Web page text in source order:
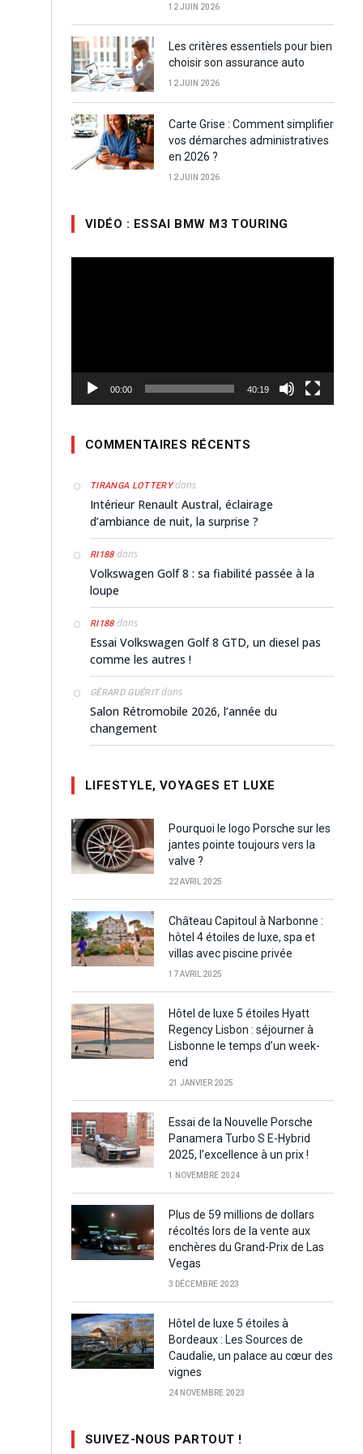
12 JUIN 2026
Les critères essentiels pour bien
choisir son assurance auto
12 JUIN 2026
Carte Grise : Comment simplifier
vos démarches administratives
en 2026 ?
12 JUIN 2026
VIDÉO : ESSAI BMW M3 TOURING
00:00 40:19
COMMENTAIRES RÉCENTS
TIRANGA LOTTERYdans
Intérieur Renault Austral, éclairage
d’ambiance de nuit, la surprise ?
RI188dans
Volkswagen Golf 8 : sa fiabilité passée à la
loupe
RI188dans
Essai Volkswagen Golf 8 GTD, un diesel pas
comme les autres !
GÉRARD GUÉRITdans
Salon Rétromobile 2026, l’année du
changement
LIFESTYLE, VOYAGES ET LUXE
Pourquoi le logo Porsche sur les
jantes pointe toujours vers la
valve ?
22 AVRIL 2025
Château Capitoul à Narbonne :
hôtel 4 étoiles de luxe, spa et
villas avec piscine privée
17 AVRIL 2025
Hôtel de luxe 5 étoiles Hyatt
Regency Lisbon : séjourner à
Lisbonne le temps d’un week-
end
21 JANVIER 2025
Essai de la Nouvelle Porsche
Panamera Turbo S E-Hybrid
2025, l’excellence à un prix !
1 NOVEMBRE 2024
Plus de 59 millions de dollars
récoltés lors de la vente aux
enchères du Grand-Prix de Las
Vegas
3 DÉCEMBRE 2023
Hôtel de luxe 5 étoiles à
Bordeaux : Les Sources de
Caudalie, un palace au cœur des
vignes
24 NOVEMBRE 2023
SUIVEZ-NOUS PARTOUT !